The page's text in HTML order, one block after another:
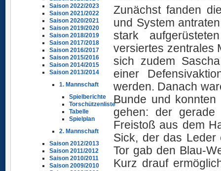
Saison 2022/2023
Saison 2021/2022
Saison 2020/2021
Saison 2019/2020
Saison 2018/2019
Saison 2017/2018
Saison 2016/2017
Saison 2015/2016
Saison 2014/2015
Saison 2013/2014
1. Mannschaft
Spielberichte
Torschützenliste
Tabelle
Spielplan
2. Mannschaft
Saison 2012/2013
Saison 2011/2012
Saison 2010/2011
Saison 2009/2010
Zunächst fanden
und System
stark
versiertes zentrales
sich zudem
einer
werden. Danach
Bunde und
gehen: der gerade
Freistoß aus dem
Sick, der das Leder
Tor gab den Blau-
Kurz drauf